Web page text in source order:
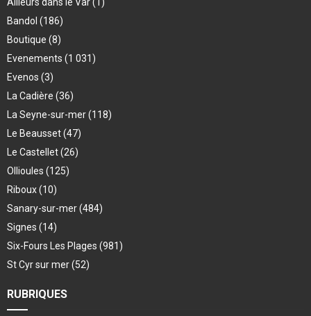
Bandol (186)
Boutique (8)
Evenements (1 031)
Evenos (3)
La Cadière (36)
La Seyne-sur-mer(118)
Le Beausset(47)
Le Castellet(26)
Ollioules (125)
Riboux(10)
Sanary-sur-mer(484)
Signes (14)
Six-Fours Les Plages (981)
St Cyr sur mer(52)
RUBRIQUES